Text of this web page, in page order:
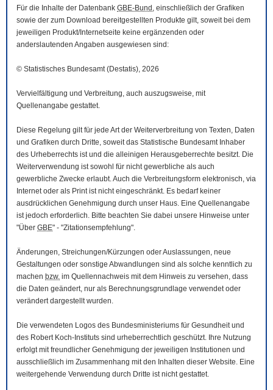
Für die Inhalte der Datenbank GBE-Bund , einschließlich der Grafiken
sowie der zum Download bereitgestellten Produkte gilt, soweit bei dem
jeweiligen Produkt/Internetseite keine ergänzenden oder
anderslautenden Angaben ausgewiesen sind:
© Statistisches Bundesamt (Destatis), 2026
Vervielfältigung und Verbreitung, auch auszugsweise, mit
Quellenangabe gestattet.
Diese Regelung gilt für jede Art der Weiterverbreitung von Texten, Daten
und Grafiken durch Dritte, soweit das Statistische Bundesamt Inhaber
des Urheberrechts ist und die alleinigen Herausgeberrechte besitzt. Die
Weiterverwendung ist sowohl für nicht gewerbliche als auch
gewerbliche Zwecke erlaubt. Auch die Verbreitungsform elektronisch, via
Internet oder als Print ist nicht eingeschränkt. Es bedarf keiner
ausdrücklichen Genehmigung durch unser Haus. Eine Quellenangabe
ist jedoch erforderlich. Bitte beachten Sie dabei unsere Hinweise unter
"Über GBE" - "Zitationsempfehlung".
Änderungen, Streichungen/Kürzungen oder Auslassungen, neue
Gestaltungen oder sonstige Abwandlungen sind als solche kenntlich zu
machen bzw. im Quellennachweis mit dem Hinweis zu versehen, dass
die Daten geändert, nur als Berechnungsgrundlage verwendet oder
verändert dargestellt wurden.
Die verwendeten Logos des Bundesministeriums für Gesundheit und
des Robert Koch-Instituts sind urheberrechtlich geschützt. Ihre Nutzung
erfolgt mit freundlicher Genehmigung der jeweiligen Institutionen und
ausschließlich im Zusammenhang mit den Inhalten dieser Website. Eine
weitergehende Verwendung durch Dritte ist nicht gestattet.